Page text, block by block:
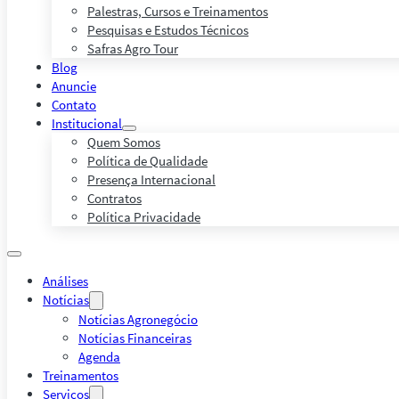
Palestras, Cursos e Treinamentos
Pesquisas e Estudos Técnicos
Safras Agro Tour
Blog
Anuncie
Contato
Institucional
Quem Somos
Política de Qualidade
Presença Internacional
Contratos
Política Privacidade
Análises
Notícias
Notícias Agronegócio
Notícias Financeiras
Agenda
Treinamentos
Serviços